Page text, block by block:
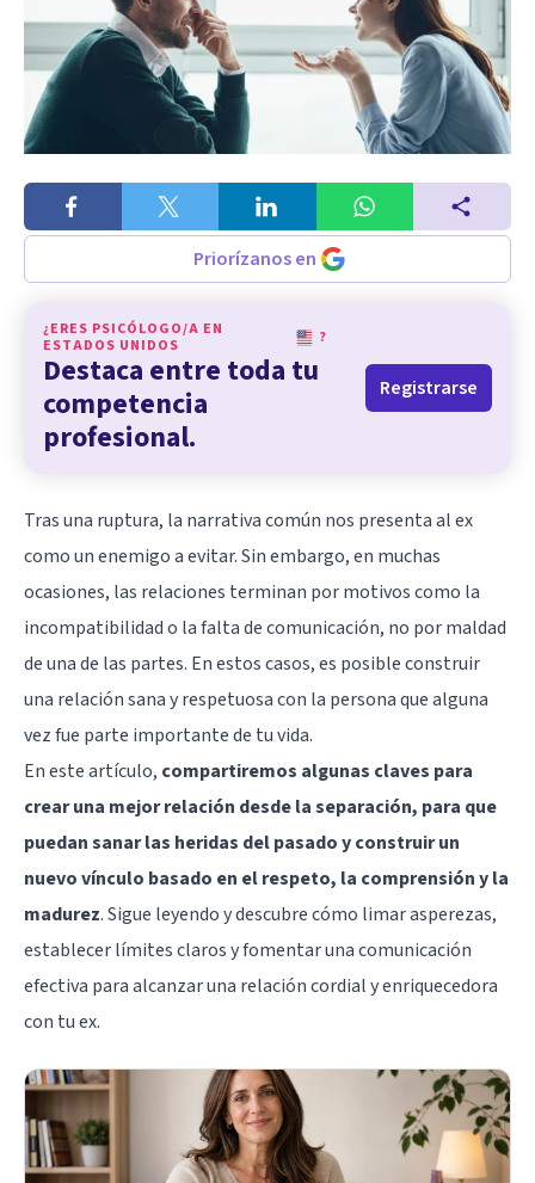
Priorízanos en
¿ERES PSICÓLOGO/A EN
ESTADOS UNIDOS
?
Destaca entre toda tu
competencia
profesional.
Registrarse
Tras una ruptura, la narrativa común nos presenta al ex
como un enemigo a evitar. Sin embargo, en muchas
ocasiones, las relaciones terminan por motivos como la
incompatibilidad o la falta de comunicación, no por maldad
de una de las partes. En estos casos, es posible construir
una relación sana y respetuosa con la persona que alguna
vez fue parte importante de tu vida.
En este artículo, compartiremos algunas claves para
crear una mejor relación desde la separación, para que
puedan sanar las heridas del pasado y construir un
nuevo vínculo basado en el respeto, la comprensión y la
madurez. Sigue leyendo y descubre cómo limar asperezas,
establecer límites claros y fomentar una comunicación
efectiva para alcanzar una relación cordial y enriquecedora
con tu ex.